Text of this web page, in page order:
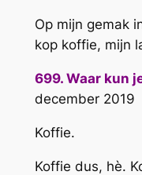
Op mijn gemak
kop koffie, mijn
699. Waar kun
december 2019
Koffie.
Koffie dus, hè.